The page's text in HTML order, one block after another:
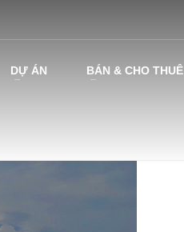
DỰ ÁN BÁN & CHO THUÊ